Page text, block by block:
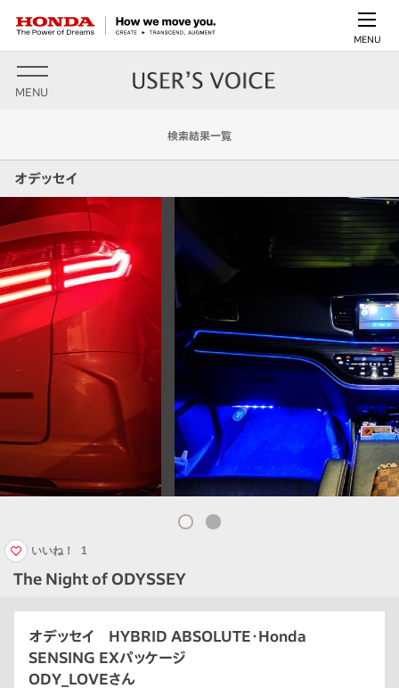
MENU
MENU
検索結果一覧
オデッセイ
The Night of ODYSSEY
いいね！ 1
オデッセイ HYBRID ABSOLUTE・Honda
SENSING EXパッケージ
ODY_LOVEさん